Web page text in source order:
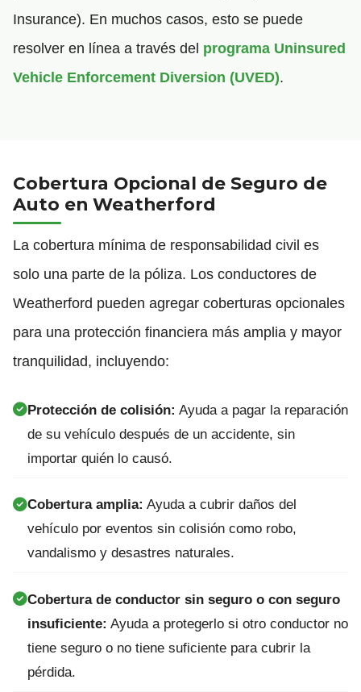
Insurance). En muchos casos, esto se puede
resolver en línea a través del programa Uninsured
Vehicle Enforcement Diversion (UVED).
Cobertura Opcional de Seguro de
Auto en Weatherford
La cobertura mínima de responsabilidad civil es
solo una parte de la póliza. Los conductores de
Weatherford pueden agregar coberturas opcionales
para una protección financiera más amplia y mayor
tranquilidad, incluyendo:
Protección de colisión: Ayuda a pagar la reparación
de su vehículo después de un accidente, sin
importar quién lo causó.
Cobertura amplia: Ayuda a cubrir daños del
vehículo por eventos sin colisión como robo,
vandalismo y desastres naturales.
Cobertura de conductor sin seguro o con seguro
insuficiente: Ayuda a protegerlo si otro conductor no
tiene seguro o no tiene suficiente para cubrir la
pérdida.